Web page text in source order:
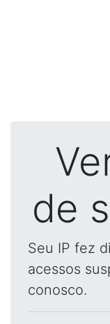
de
Seu IP fez
acessos
conosco.